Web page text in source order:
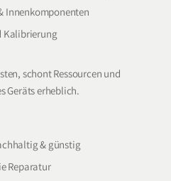
Innenkomponenten
Kalibrierung
schont Ressourcen und
Geräts erheblich.
& günstig
Reparatur